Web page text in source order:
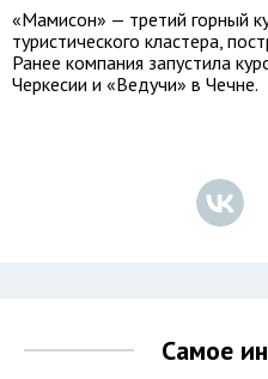
«Мамисон» — третий горный
туристического кластера,
Ранее компания запустила
Черкесии и «Ведучи» в Чечне.
Самое